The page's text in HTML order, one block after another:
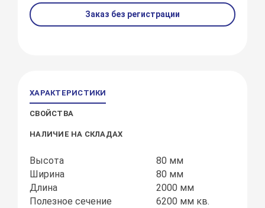
Заказ без регистрации
ХАРАКТЕРИСТИКИ
СВОЙСТВА
НАЛИЧИЕ НА СКЛАДАХ
Высота
80 мм
Ширина
80 мм
Длина
2000 мм
Полезное сечение
6200 мм кв.